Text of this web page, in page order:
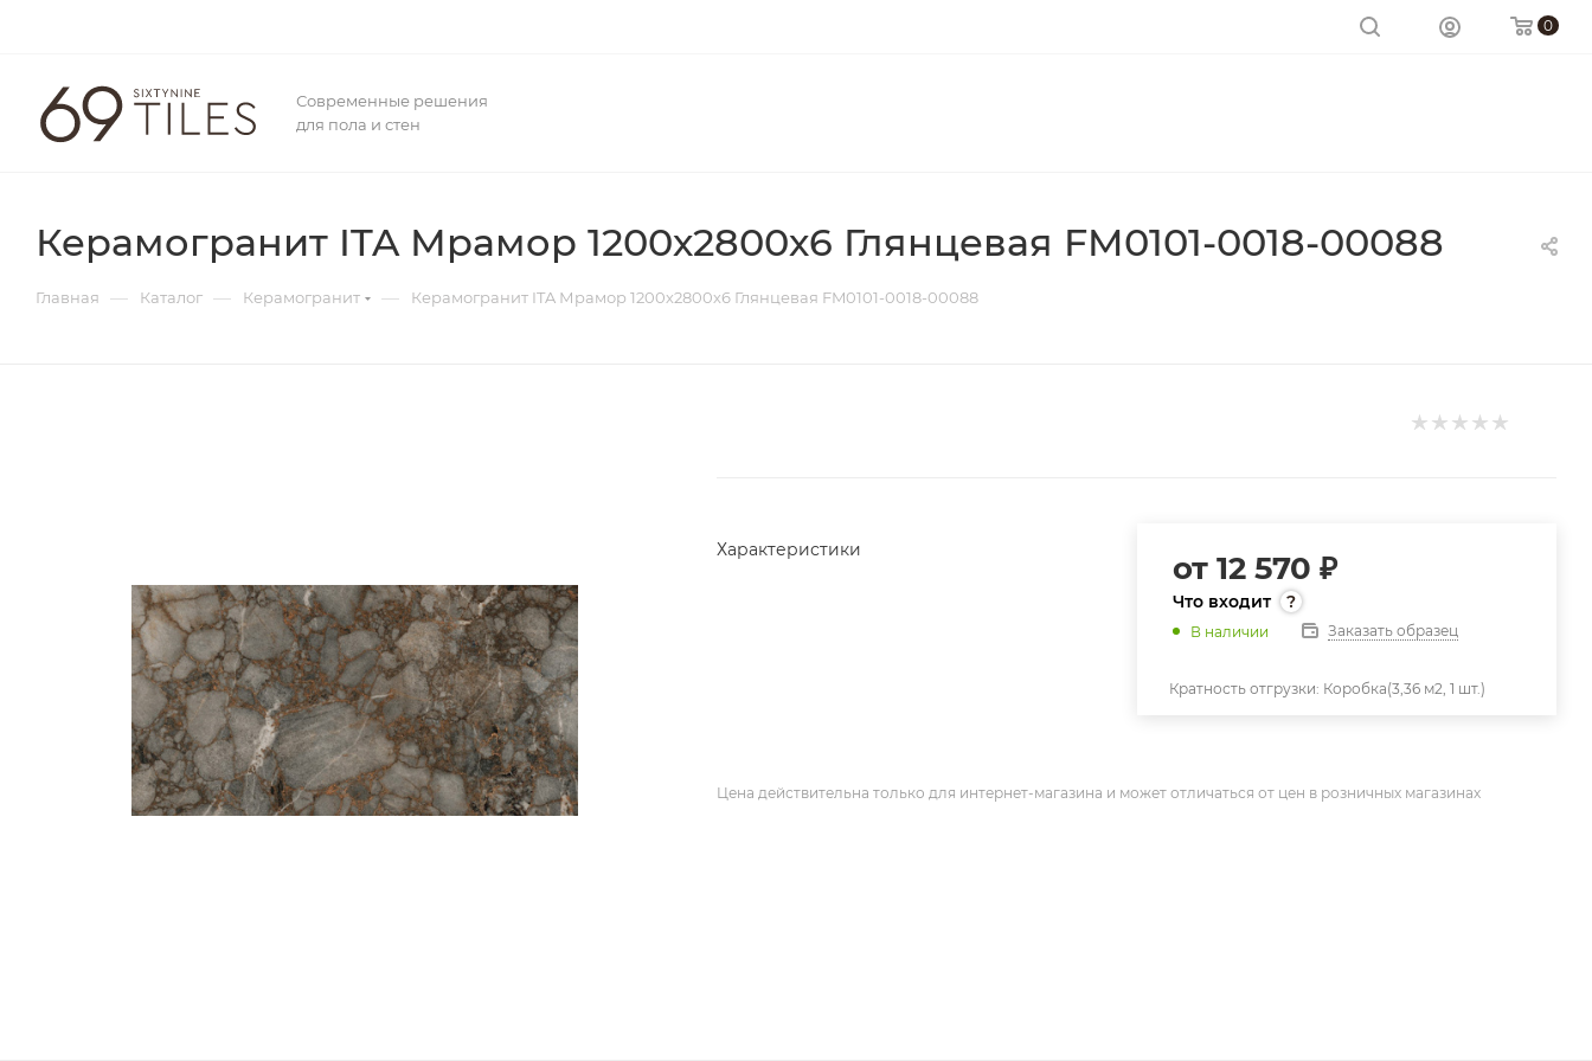
0
Современные решения
для пола и стен
Керамогранит ITA Мрамор 1200х2800х6 Глянцевая FM0101-0018-00088
Главная — Каталог — Керамогранит — Керамогранит ITA Мрамор 1200х2800х6 Глянцевая FM0101-0018-00088
Характеристики от 12 570 ₽
Что входит
В наличии Заказать образец
Кратность отгрузки: Коробка(3,36 м2, 1 шт.)
Цена действительна только для интернет-магазина и может отличаться от цен в розничных магазинах